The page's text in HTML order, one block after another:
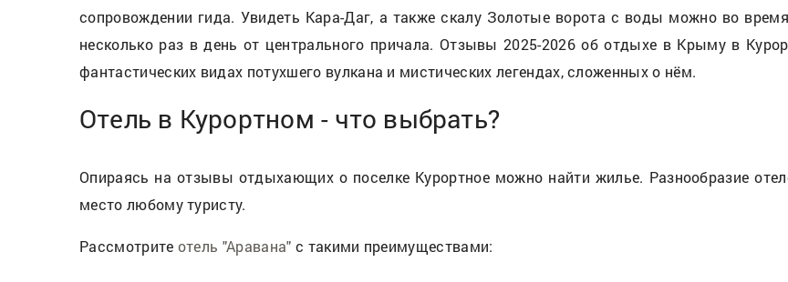
сопровождении гида. Увидеть Кара-Даг, а также скалу Золотые ворота с воды можно во
несколько раз в день от центрального причала. Отзывы 2025-2026 об отдыхе в Крыму в
фантастических видах потухшего вулкана и мистических легендах, сложенных о нём.
Отель в Курортном - что выбрать?
Опираясь на отзывы отдыхающих о поселке Курортное можно найти жилье. Разнообразие
место любому туристу.
Рассмотрите отель "Аравана" с такими преимуществами: